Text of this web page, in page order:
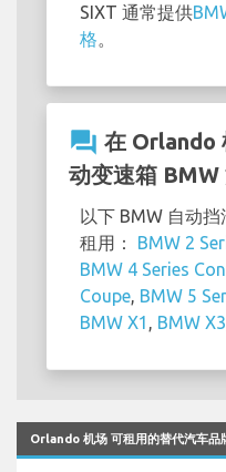
SIXT 通常提供
格
question_answer 在 Orlando
动变速箱 BMW
以下 BMW 自动
租用： BMW 2
BMW 4 Series
Coupe BMW 5
BMW X1
BMW X3
Orlando 机场 可租用的替代汽车品